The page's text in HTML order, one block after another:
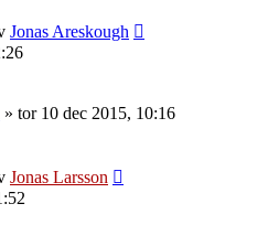
Jonas Areskough
» tor 10 dec 2015, 10:16
Jonas Larsson